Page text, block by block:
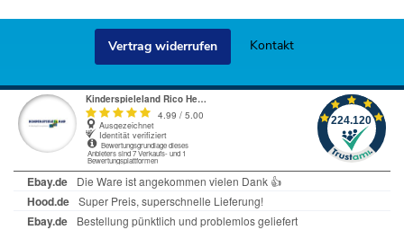
Vertrag widerrufen Kontakt